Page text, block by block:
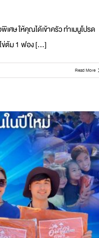
ศษ ให้คุณได้เข้าครัว ทำเมนูโปรด
ข่ต้ม 1 ฟอง [...]
Read More